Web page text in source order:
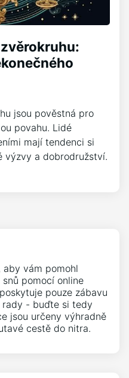
jsou pověstná pro
povahu. Lidé
mají tendenci si
výzvy a dobrodružství.
aby vám pomohl
pomocí online
pouze zábavu
rady - buďte si tedy
jsou určeny výhradně
cestě do nitra.